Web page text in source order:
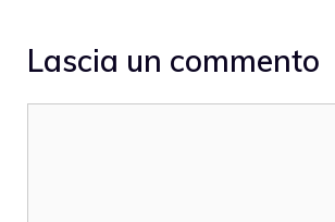
Lascia un commento